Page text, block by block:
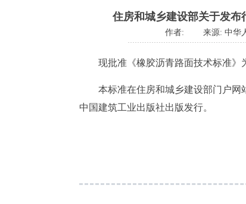
住房和城乡建设部关于发布
作者: 来源: 中华
现批准《橡胶沥青路面技术标准》为
本标准在住房和城乡建设部门户网站
中国建筑工业出版社出版发行。